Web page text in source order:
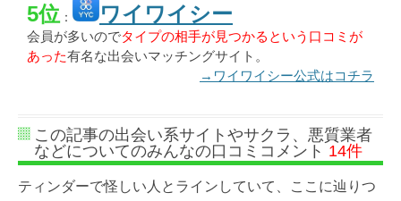
5位 ： ワイワイシー
会員が多いのでタイプの相手が見つかるという口コミが
あった有名な出会いマッチングサイト。
→ワイワイシー公式はコチラ
この記事の出会い系サイトやサクラ、悪質業者
などについてのみんなの口コミコメント 14件
ティンダーで怪しい人とラインしていて、ここに辿りつ